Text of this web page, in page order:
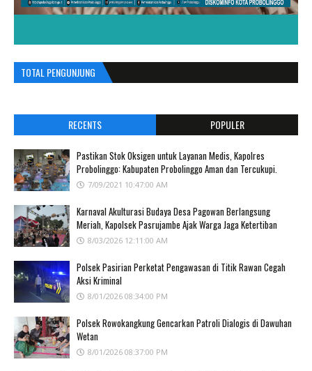
TOTAL PENGUNJUNG
RECENTS POPULER
Pastikan Stok Oksigen untuk Layanan Medis, Kapolres
Probolinggo: Kabupaten Probolinggo Aman dan Tercukupi.
7/09/2021 10:47:00 AM
Karnaval Akulturasi Budaya Desa Pagowan Berlangsung
Meriah, Kapolsek Pasrujambe Ajak Warga Jaga Ketertiban
8/03/2026 12:11:00 AM
Polsek Pasirian Perketat Pengawasan di Titik Rawan Cegah
Aksi Kriminal
8/01/2026 08:34:00 PM
Polsek Rowokangkung Gencarkan Patroli Dialogis di Dawuhan
Wetan
8/01/2026 08:37:00 PM